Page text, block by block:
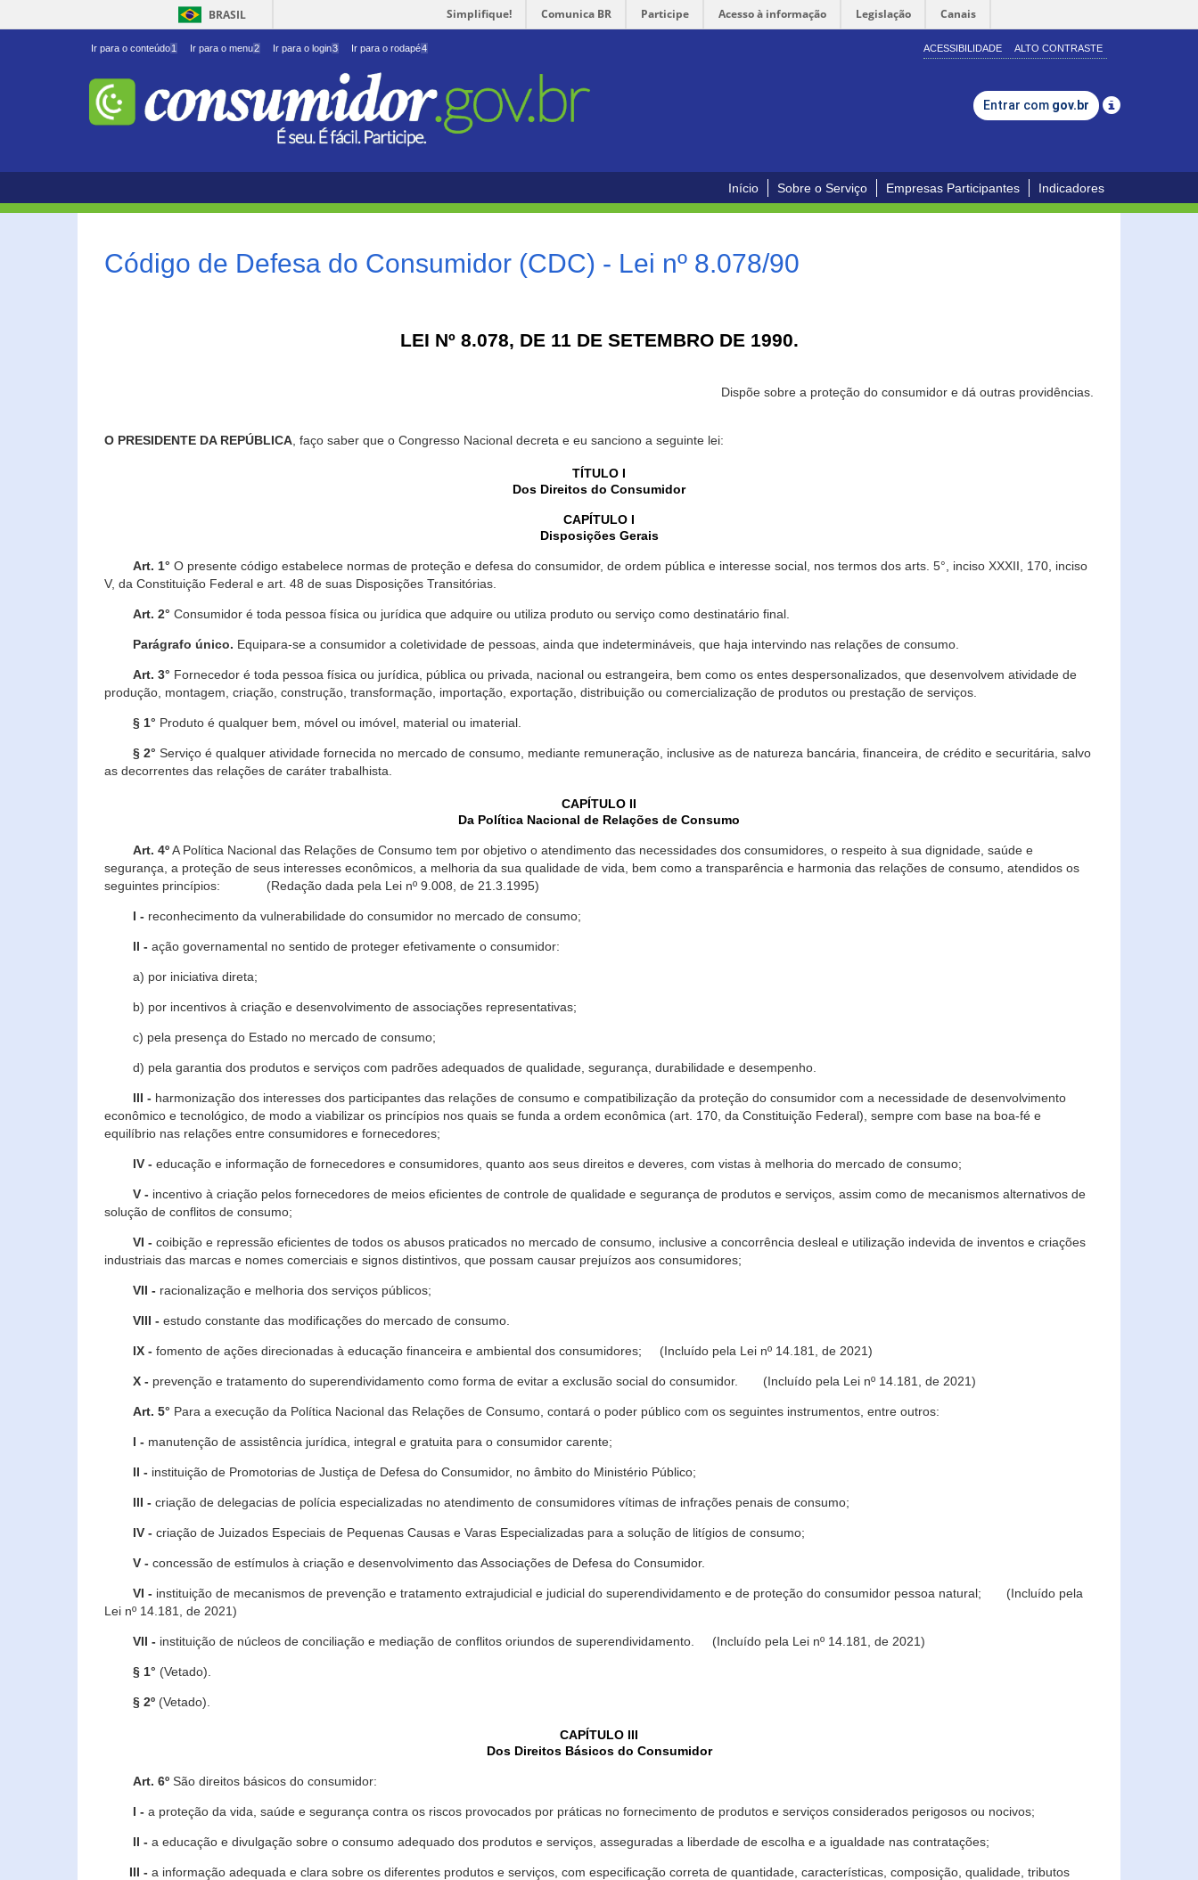
BRASIL Simplifique! Comunica BR Participe Acesso à informação Legislação Canais
Ir para o conteúdo1 Ir para o menu2 Ir para o login3 Ir para o rodapé4 ACESSIBILIDADE ALTO CONTRASTE
Entrar com gov.br
Início Sobre o Serviço Empresas Participantes Indicadores
Código de Defesa do Consumidor (CDC) - Lei nº 8.078/90
LEI Nº 8.078, DE 11 DE SETEMBRO DE 1990.
Dispõe sobre a proteção do consumidor e dá outras providências.
O PRESIDENTE DA REPÚBLICA, faço saber que o Congresso Nacional decreta e eu sanciono a seguinte lei:
TÍTULO I
Dos Direitos do Consumidor
CAPÍTULO I
Disposições Gerais
Art. 1° O presente código estabelece normas de proteção e defesa do consumidor, de ordem pública e interesse social, nos termos dos arts. 5°, inciso XXXII, 170, inciso
V, da Constituição Federal e art. 48 de suas Disposições Transitórias.
Art. 2° Consumidor é toda pessoa física ou jurídica que adquire ou utiliza produto ou serviço como destinatário final.
Parágrafo único. Equipara-se a consumidor a coletividade de pessoas, ainda que indetermináveis, que haja intervindo nas relações de consumo.
Art. 3° Fornecedor é toda pessoa física ou jurídica, pública ou privada, nacional ou estrangeira, bem como os entes despersonalizados, que desenvolvem atividade de
produção, montagem, criação, construção, transformação, importação, exportação, distribuição ou comercialização de produtos ou prestação de serviços.
§ 1° Produto é qualquer bem, móvel ou imóvel, material ou imaterial.
§ 2° Serviço é qualquer atividade fornecida no mercado de consumo, mediante remuneração, inclusive as de natureza bancária, financeira, de crédito e securitária, salvo
as decorrentes das relações de caráter trabalhista.
CAPÍTULO II
Da Política Nacional de Relações de Consumo
Art. 4ºA Política Nacional das Relações de Consumo tem por objetivo o atendimento das necessidades dos consumidores, o respeito à sua dignidade, saúde e
segurança, a proteção de seus interesses econômicos, a melhoria da sua qualidade de vida, bem como a transparência e harmonia das relações de consumo, atendidos os
seguintes princípios: (Redação dada pela Lei nº 9.008, de 21.3.1995)
I - reconhecimento da vulnerabilidade do consumidor no mercado de consumo;
II - ação governamental no sentido de proteger efetivamente o consumidor:
a) por iniciativa direta;
b) por incentivos à criação e desenvolvimento de associações representativas;
c) pela presença do Estado no mercado de consumo;
d) pela garantia dos produtos e serviços com padrões adequados de qualidade, segurança, durabilidade e desempenho.
III - harmonização dos interesses dos participantes das relações de consumo e compatibilização da proteção do consumidor com a necessidade de desenvolvimento
econômico e tecnológico, de modo a viabilizar os princípios nos quais se funda a ordem econômica (art. 170, da Constituição Federal), sempre com base na boa-fé e
equilíbrio nas relações entre consumidores e fornecedores;
IV - educação e informação de fornecedores e consumidores, quanto aos seus direitos e deveres, com vistas à melhoria do mercado de consumo;
V - incentivo à criação pelos fornecedores de meios eficientes de controle de qualidade e segurança de produtos e serviços, assim como de mecanismos alternativos de
solução de conflitos de consumo;
VI - coibição e repressão eficientes de todos os abusos praticados no mercado de consumo, inclusive a concorrência desleal e utilização indevida de inventos e criações
industriais das marcas e nomes comerciais e signos distintivos, que possam causar prejuízos aos consumidores;
VII - racionalização e melhoria dos serviços públicos;
VIII - estudo constante das modificações do mercado de consumo.
IX - fomento de ações direcionadas à educação financeira e ambiental dos consumidores; (Incluído pela Lei nº 14.181, de 2021)
X - prevenção e tratamento do superendividamento como forma de evitar a exclusão social do consumidor. (Incluído pela Lei nº 14.181, de 2021)
Art. 5° Para a execução da Política Nacional das Relações de Consumo, contará o poder público com os seguintes instrumentos, entre outros:
I - manutenção de assistência jurídica, integral e gratuita para o consumidor carente;
II - instituição de Promotorias de Justiça de Defesa do Consumidor, no âmbito do Ministério Público;
III - criação de delegacias de polícia especializadas no atendimento de consumidores vítimas de infrações penais de consumo;
IV - criação de Juizados Especiais de Pequenas Causas e Varas Especializadas para a solução de litígios de consumo;
V - concessão de estímulos à criação e desenvolvimento das Associações de Defesa do Consumidor.
VI - instituição de mecanismos de prevenção e tratamento extrajudicial e judicial do superendividamento e de proteção do consumidor pessoa natural; (Incluído pela
Lei nº 14.181, de 2021)
VII - instituição de núcleos de conciliação e mediação de conflitos oriundos de superendividamento. (Incluído pela Lei nº 14.181, de 2021)
§ 1° (Vetado).
§ 2º (Vetado).
CAPÍTULO III
Dos Direitos Básicos do Consumidor
Art. 6º São direitos básicos do consumidor:
I - a proteção da vida, saúde e segurança contra os riscos provocados por práticas no fornecimento de produtos e serviços considerados perigosos ou nocivos;
II - a educação e divulgação sobre o consumo adequado dos produtos e serviços, asseguradas a liberdade de escolha e a igualdade nas contratações;
III - a informação adequada e clara sobre os diferentes produtos e serviços, com especificação correta de quantidade, características, composição, qualidade, tributos